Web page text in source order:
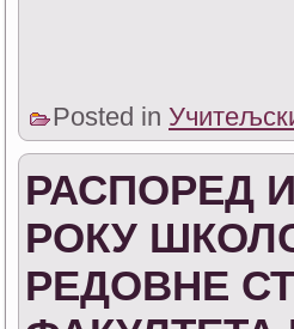
Posted in
РАСПОРЕД
РОКУ
РЕДОВНЕ